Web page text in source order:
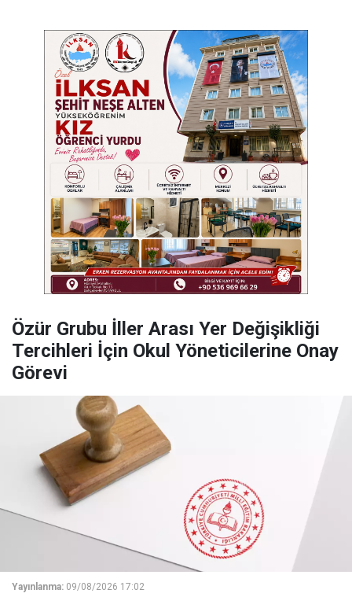
Özür Grubu İller Arası Yer Değişikliği
Tercihleri İçin Okul Yöneticilerine Onay
Görevi
Yayınlanma: 09/08/2026 17:02